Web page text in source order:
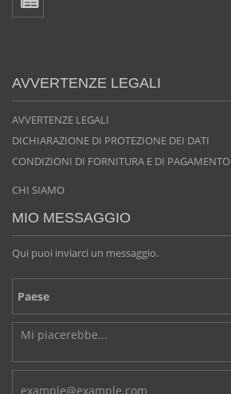
AVVERTENZE LEGALI
AVVERTENZE LEGALI
DICHIARAZIONE DI PROTEZIONE DEI DATI
CONDIZIONI DI FORNITURA E DI PAGAMENTO
CHI SIAMO
MIO MESSAGGIO
Qui puoi inviarci un messaggio.